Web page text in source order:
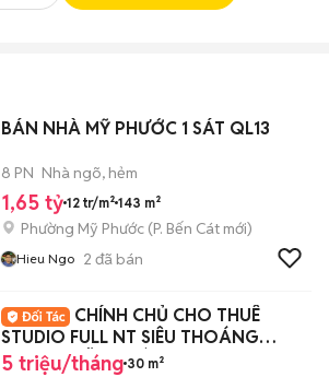
BÁN NHÀ MỸ PHƯỚC 1 SÁT QL13
8 PN Nhà ngõ, hẻm
1,65 tỷ 12 tr/m² 143 m²
Phường Mỹ Phước (P. Bến Cát mới)
Hieu Ngo 2 đã bán
CHÍNH CHỦ CHO THUÊ
STUDIO FULL NT SIÊU THOÁNG
NGAY NGÃ TƯ HÀNG XANH
5 triệu/tháng 30 m²